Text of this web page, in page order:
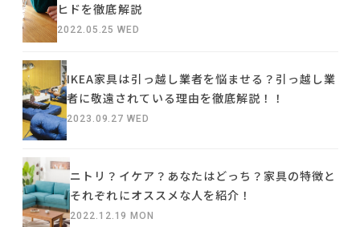
ヒドを徹底解説
2022.05.25 WED
IKEA家具は引っ越し業者を悩ませる？引っ越し業
者に敬遠されている理由を徹底解説！！
2023.09.27 WED
ニトリ？イケア？あなたはどっち？家具の特徴と
それぞれにオススメな人を紹介！
2022.12.19 MON